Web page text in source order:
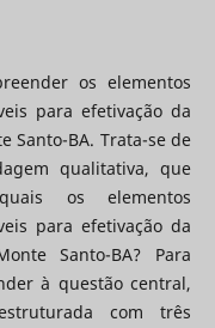
os elementos
para efetivação da
Santo-BA. Trata-se de
qualitativa, que
os elementos
para efetivação da
Santo-BA? Para
à questão central,
com três